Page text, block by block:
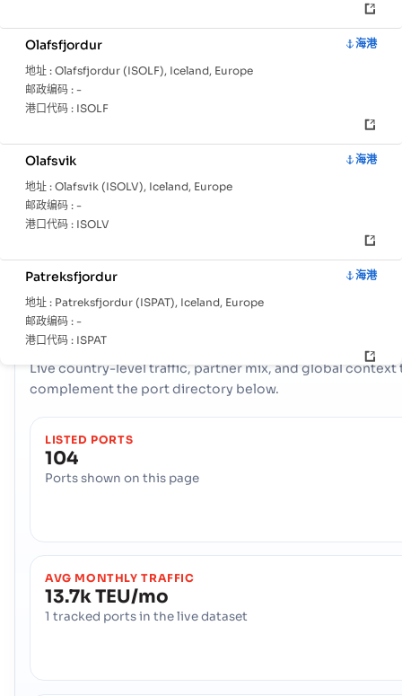
Olafsfjordur
海港
地址 : Olafsfjordur (ISOLF), Iceland, Europe
邮政编码 : -
港口代码 : ISOLF
Olafsvik
海港
地址 : Olafsvik (ISOLV), Iceland, Europe
邮政编码 : -
港口代码 : ISOLV
Patreksfjordur
海港
地址 : Patreksfjordur (ISPAT), Iceland, Europe
邮政编码 : -
港口代码 : ISPAT
Raufarhofn
地址 :Raufarhofn (ISRAU), Iceland, Europe
邮政编码 :-
港口代码 :ISRAU
地址 :
邮政编码 :-
港口代码 :ISRFJ
Reykholar
邮政编码 :
拥有全面的网络 104 端口, Iceland 拥有强大的海事基础设施。关键
纽，比如 Akranes, Akranes, Akureyri 在处理大量贸易、提供多
的物流选择和确保与全球国际航道的弹性连接方面发挥了重要作用。
COUNTRY SNAPSHOT
Icelandport and trade overview
Live country-level traffic, partner mix, and global context
complement the port directory below.
LISTED PORTS
104
Ports shown on this page
AVG MONTHLY TRAFFIC
13.7k TEU/mo
1 tracked ports in the live dataset